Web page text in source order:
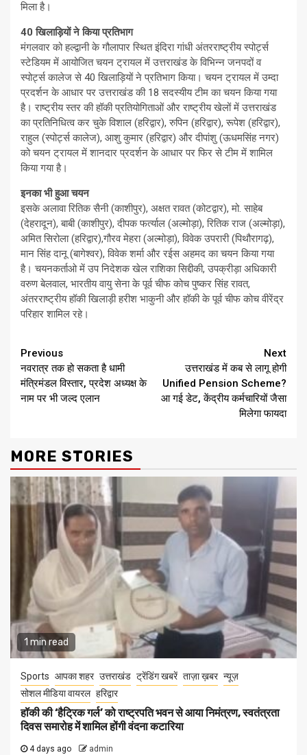
मिला है।
40 खिलाड़ियों ने किया प्रतिभाग
मंगलवार को हल्द्वानी के गौलापार स्थित इंदिरा गांधी अंतरराष्ट्रीय स्पोर्ट्स
स्टेडियम में आयोजित चयन ट्रायल में उत्तराखंड के विभिन्न जनपदों व
स्पोर्ट्स कालेज से 40 खिलाड़ियों ने प्रतिभाग किया। चयन ट्रायल में उम्दा
प्रदर्शन के आधार पर उत्तराखंड की 18 सदस्यीय टीम का चयन किया गया
है। राष्ट्रीय स्तर की हॉकी प्रतियोगिताओं और राष्ट्रीय खेलों में उत्तराखंड
का प्रतिनिधित्व कर चुके विशाल (हरिद्वार), रुपिन (हरिद्वार), रूपेश (हरिद्वार),
राहुल (स्पोर्ट्स कालेज), आशु कुमार (हरिद्वार) और दीपांशु (ऊधमसिंह नगर)
को चयन ट्रायल में शानदार प्रदर्शन के आधार पर फिर से टीम में शामिल
किया गया है।
इनका भी हुआ चयन
इसके अलावा रितिक सैनी (काशीपुर), अक्षत रावत (कोटद्वार), मो. साहेब
(देहरादून), बाबी (काशीपुर), दीपक फर्त्याल (अल्मोड़ा), रितिक राज (अल्मोड़ा),
अमित सिरोला (हरिद्वार),गौरव मेहरा (अल्मोड़ा), विवेक उपरारी (पिथौरागढ़),
मान सिंह दानू (बागेश्वर), विवेक शर्मा और रईस अहमद का चयन किया गया
है। चयनकर्ताओ में उप निदेशक खेल राशिका सिद्दीकी, उपक्रीड़ा अधिकारी
वरुण बेलवाल, भारतीय वायु सेना के पूर्व चीफ कोच पुष्कर सिंह रावत,
अंतरराष्ट्रीय हॉकी खिलाड़ी हरीश भाकुनी और हॉकी के पूर्व चीफ कोच वीरेंद्र
परिहार शामिल रहे।
Continue
Reading
Previous
नवरात्र तक हो सकता है धामी
मंत्रिमंडल विस्तार, प्रदेश अध्यक्ष के
नाम पर भी जल्द एलान
Next
उत्तराखंड में कब से लागू होगी
Unified Pension Scheme?
आ गई डेट, केंद्रीय कर्मचारियों जैसा
मिलेगा फायदा
MORE STORIES
1 min read
Sports आपका शहर उत्तराखंड ट्रेंडिंग खबरें ताज़ा ख़बर न्यूज़
सोशल मीडिया वायरल हरिद्वार
हॉकी की ‘हैट्रिक गर्ल’ को राष्ट्रपति भवन से आया निमंत्रण, स्वतंत्रता
दिवस समारोह में शामिल होंगी वंदना कटारिया
4 days ago admin